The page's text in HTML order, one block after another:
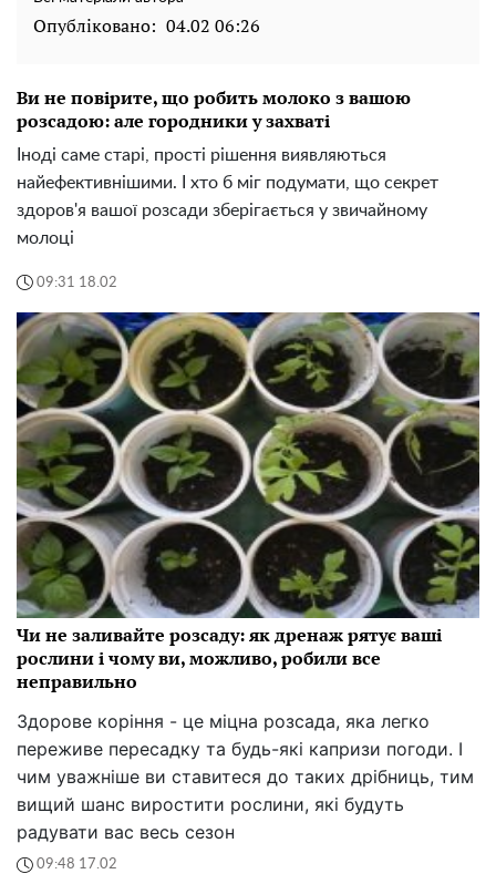
Опубліковано: 04.02 06:26
Ви не повірите, що робить молоко з вашою
розсадою: але городники у захваті
Іноді саме старі, прості рішення виявляються
найефективнішими. І хто б міг подумати, що секрет
здоров'я вашої розсади зберігається у звичайному
молоці
09:31 18.02
Чи не заливайте розсаду: як дренаж рятує ваші
рослини і чому ви, можливо, робили все
неправильно
Здорове коріння - це міцна розсада, яка легко
переживе пересадку та будь-які капризи погоди. І
чим уважніше ви ставитеся до таких дрібниць, тим
вищий шанс виростити рослини, які будуть
радувати вас весь сезон
09:48 17.02